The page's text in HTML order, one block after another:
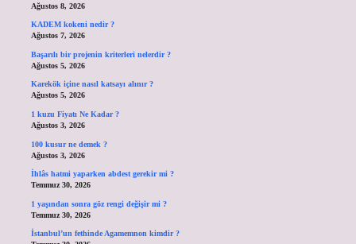
Ağustos 8, 2026
KADEM kokeni nedir ?
Ağustos 7, 2026
Başarılı bir projenin kriterleri nelerdir ?
Ağustos 5, 2026
Karekök içine nasıl katsayı alınır ?
Ağustos 5, 2026
1 kuzu Fiyatı Ne Kadar ?
Ağustos 3, 2026
100 kusur ne demek ?
Ağustos 3, 2026
İhlâs hatmi yaparken abdest gerekir mi ?
Temmuz 30, 2026
1 yaşından sonra göz rengi değişir mi ?
Temmuz 30, 2026
İstanbul’un fethinde Agamemnon kimdir ?